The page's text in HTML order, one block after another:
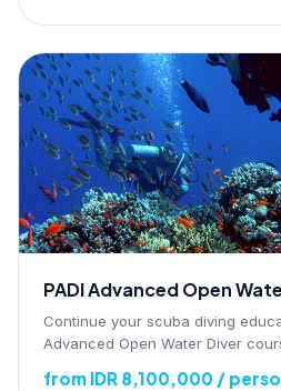
PADI Advanced Open
Continue your scuba diving
Advanced Open Water Diver
from IDR 8,100,000 /